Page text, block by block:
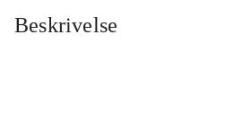
Beskrivelse